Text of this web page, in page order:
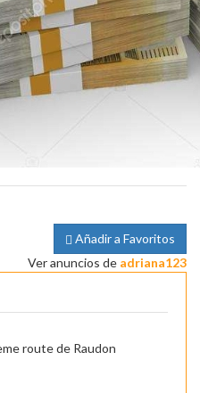
Añadir a Favoritos
Ver anuncios de adriana123
route de Raudon